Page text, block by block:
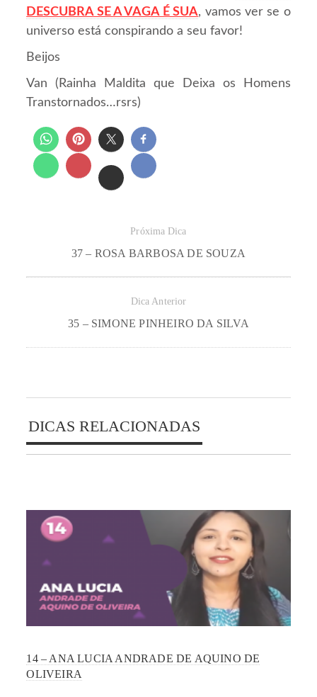
DESCUBRA SE A VAGA É SUA, vamos ver se o
universo está conspirando a seu favor!
Beijos
Van (Rainha Maldita que Deixa os Homens
Transtornados…rsrs)
Próxima Dica
37 – ROSA BARBOSA DE SOUZA
Dica Anterior
35 – SIMONE PINHEIRO DA SILVA
DICAS RELACIONADAS
14 – ANA LUCIA ANDRADE DE AQUINO DE
OLIVEIRA